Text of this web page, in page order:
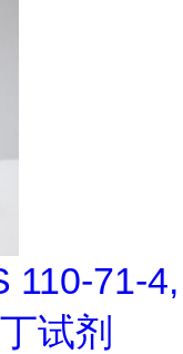
110-71-4,
试剂